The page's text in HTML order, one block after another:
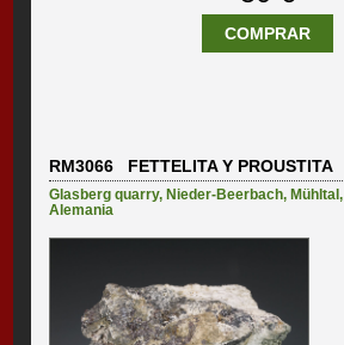
COMPRAR
RM3066 FETTELITA Y PROUSTITA
Glasberg quarry,Nieder-Beerbach,Mühltal
Alemania